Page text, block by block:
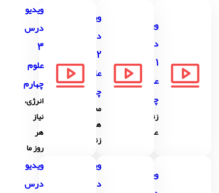
ویدیو
درس
1
علوم
چهارم
زنگ
علوم
ویدیو
درس
2
علوم
چهارم
مخلوط
ها در
زندگی
ویدیو
درس
3
علوم
چهارم
انرژی،
نیاز
هر
روز ما
ویدیو
ویدیو
درس
ویدیو
درس